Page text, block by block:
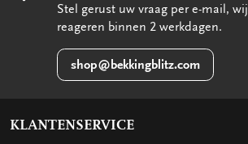
Stel gerust uw vraag per e-mail, wij
reageren binnen 2 werkdagen.
shop@bekkingblitz.com
KLANTENSERVICE